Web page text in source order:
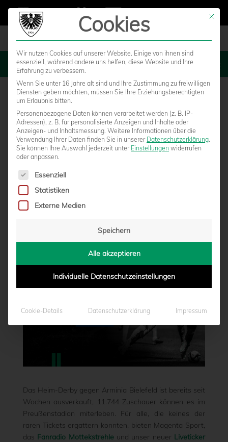
MENU
HEIM-DERBY GEGEN ARMINIA BIELEFELD
vonMarcel Weskamp|21.01.2024 - 09:00
Das Heim-Derby gegen Arminia Bielefeld ist bereits seit
Wochen ausverkauft, 11.744 Zuschauer können es im
Preußenstadion miterleben. Für alle, die keines der
raren Tickets ergattern konnten, bieten Magenta Sport,
das Fanradio Mottekstrehle und unser neuer Liveticker
Mit
Cookies
Wir nutzen Cookies auf unserer Website. Einige von ihnen sind
essenziell, während andere uns helfen, diese Website und Ihre
Erfahrung zu verbessern.
Wenn Sie unter 16 Jahre alt sind und Ihre Zustimmung zu freiwilligen
Diensten geben möchten, müssen Sie Ihre Erziehungsberechtigten
um Erlaubnis bitten.
Personenbezogene Daten können verarbeitet werden (z. B. IP-
Adressen), z. B. für personalisierte Anzeigen und Inhalte oder
Anzeigen- und Inhaltsmessung. Weitere Informationen über die
Verwendung Ihrer Daten finden Sie in unserer Datenschutzerklärung.
Sie können Ihre Auswahl jederzeit unter Einstellungen widerrufen
oder anpassen.
Es folgt eine Liste der Service-Gruppen, für die eine
Essenziell
Statistiken
Externe Medien
Speichern
Alle akzeptieren
Individuelle Datenschutzeinstellungen
Cookie-Details Datenschutzerklärung Impressum